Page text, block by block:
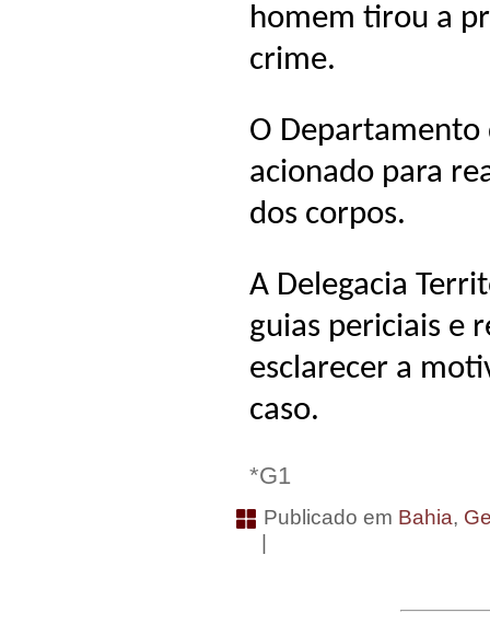
homem tirou a
crime.
O Departamento
acionado para
dos corpos.
A Delegacia
guias periciais e
esclarecer a
caso.
*G1
Publicado em Bahia,
|